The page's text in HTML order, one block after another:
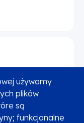
używamy
plików
są
funkcjonalne
Fundusze
2027